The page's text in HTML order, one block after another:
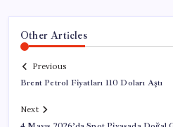
Other Articles
Previous
Brent Petrol Fiyatları 110 Doları Aştı
Next